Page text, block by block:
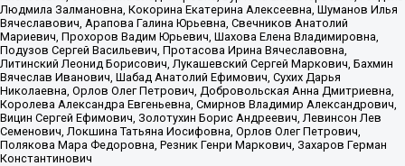
Людмила Залмановна, Кокорина Екатерина Алексеевна, Шуманов Илья
Вячеславович, Арапова Галина Юрьевна, Свечников Анатолий
Мариевич, Прохоров Вадим Юрьевич, Шахова Елена Владимировна,
Подузов Сергей Васильевич, Протасова Ирина Вячеславовна,
Литинский Леонид Борисович, Лукашевский Сергей Маркович, Бахмин
Вячеслав Иванович, Шабад Анатолий Ефимович, Сухих Дарья
Николаевна, Орлов Олег Петрович, Добровольская Анна Дмитриевна,
Королева Александра Евгеньевна, Смирнов Владимир Александрович,
Вицин Сергей Ефимович, Золотухин Борис Андреевич, Левинсон Лев
Семенович, Локшина Татьяна Иосифовна, Орлов Олег Петрович,
Полякова Мара Федоровна, Резник Генри Маркович, Захаров Герман
Константинович